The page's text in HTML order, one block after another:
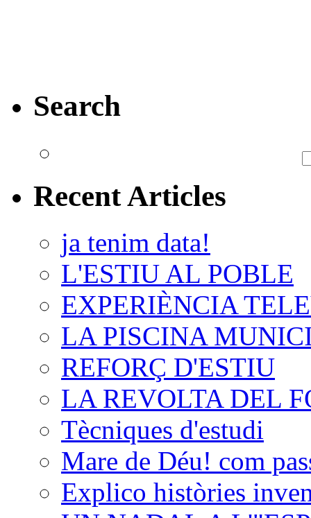
Search
Recent Articles
ja tenim data!
L'ESTIU AL POBLE
EXPERIÈNCIA
LA PISCINA
REFORÇ D'ESTIU
LA REVOLTA DEL
Tècniques d'estudi
Mare de Déu! com
Explico històries